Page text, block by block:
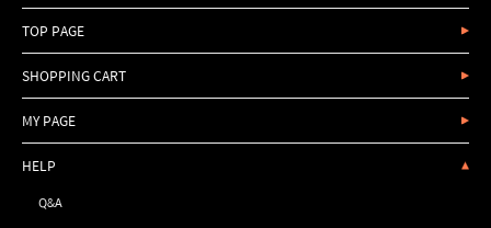
TOP PAGE
SHOPPING CART
MY PAGE
HELP
Q&A